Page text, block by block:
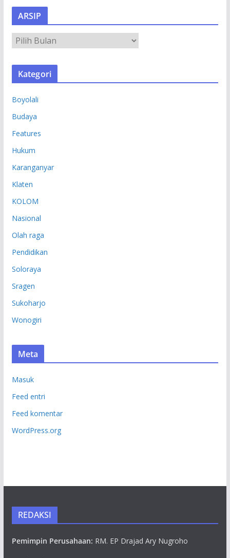
ARSIP
S
Kategori
Boyolali
Budaya
Features
Hukum
Karanganyar
Klaten
KOLOM
Nasional
Olah raga
Pendidikan
Soloraya
Sragen
Sukoharjo
Wonogiri
Meta
Masuk
Feed entri
Feed komentar
WordPress.org
REDAKSI
Pemimpin Perusahaan: RM. EP Drajad Ary Nugroho